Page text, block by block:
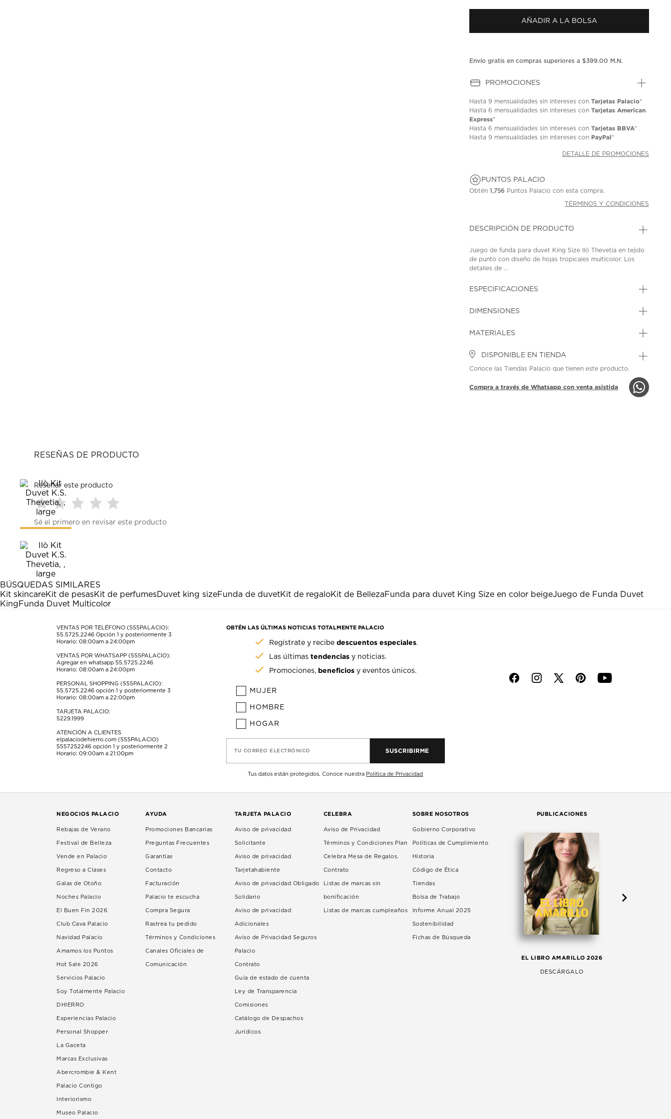
puntuación.
en
la
AÑADIR A LA BOLSA
Envío gratis en compras superiores a $399.00 M.N.
PROMOCIONES
Hasta9 mensualidades sin intereses conTarjetas Palacio*
Hasta6 mensualidades sin intereses conTarjetas American
Express*
Hasta6 mensualidades sin intereses conTarjetas BBVA*
Hasta9 mensualidades sin intereses con PayPal*
DETALLE DE PROMOCIONES
PUNTOS PALACIO
Obtén1,756 Puntos Palacio con esta compra.
TÉRMINOS Y CONDICIONES
DESCRIPCIÓN DE PRODUCTO
Juego de funda para duvet King Size Ilò Thevetia en tejido
de punto con diseño de hojas tropicales multicolor. Los
detalles de ...
ESPECIFICACIONES
DIMENSIONES
MATERIALES
DISPONIBLE EN TIENDA
Conoce las Tiendas Palacio que tienen este producto.
Compra a través de Whatsapp con venta asistida
RESEÑAS DE PRODUCTO
Reseñar este producto
Seleccionar
para
el
artículo
con
1
estrella
Esta
acción
abrirá
formulario
Seleccionar
para
el
artículo
con
2
estrellas.
Esta
acción
abrirá
formulario
de
para
estrellas.
Esta
acción
abrirá
formulario
de
para
estrellas.
Esta
acción
abrirá
formulario
de
para
Esta
acción
abrirá
formulario
de
envío.
Sé el primero en revisar este producto
BÚSQUEDAS SIMILARES
Kit skincareKit de pesasKit de perfumesDuvet king sizeFunda de duvetKit de regaloKit de BellezaFunda para duvet King Size en color beigeJuego de Funda Duvet
KingFunda Duvet Multicolor
VENTAS POR TELÉFONO (555PALACIO):
55.5725.2246 Opción 1 y posteriormente 3
Horario: 08:00am a 24:00pm
VENTAS POR WHATSAPP (555PALACIO):
Agregar en whatsapp 55.5725.2246
Horario: 08:00am a 24:00pm
PERSONAL SHOPPING (555PALACIO):
55.5725.2246 opción 1 y posteriormente 3
Horario: 08:00am a 22:00pm
TARJETA PALACIO:
5229.1999
ATENCIÓN A CLIENTES
elpalaciodehierro.com (555PALACIO)
5557252246 opción 1 y posteriormente 2
Horario: 09:00am a 21:00pm
OBTÉN LAS ÚLTIMAS NOTICIAS TOTALMENTE PALACIO
Regístrate y recibedescuentos especiales.
Las últimastendencias y noticias.
Promociones, beneficios y eventos únicos.
MUJER
HOMBRE
HOGAR
TU CORREO ELECTRÓNICO SUSCRIBIRME
Tus datos están protegidos. Conoce nuestra Política de Privacidad
f i p y
NEGOCIOS PALACIO
Rebajas de Verano
Festival de Belleza
Vende en Palacio
Regreso a Clases
Galas de Otoño
Noches Palacio
El Buen Fin 2026
Club Cava Palacio
Navidad Palacio
Amamos los Puntos
Hot Sale 2026
Servicios Palacio
Soy Totalmente Palacio
DHIERRO
Experiencias Palacio
Personal Shopper
La Gaceta
Marcas Exclusivas
Abercrombie & Kent
Palacio Contigo
Interiorismo
Museo Palacio
AYUDA
Promociones Bancarias
Preguntas Frecuentes
Garantías
Contacto
Facturación
Palacio te escucha
Compra Segura
Rastrea tu pedido
Términos y Condiciones
Canales Oficiales de
Comunicación
TARJETA PALACIO
Aviso de privacidad
Solicitante
Aviso de privacidad
Tarjetahabiente
Aviso de privacidad Obligado
Solidario
Aviso de privacidad
Adicionales
Aviso de Privacidad Seguros
Palacio
Contrato
Guía de estado de cuenta
Ley de Transparencia
Comisiones
Catálogo de Despachos
Jurídicos
CELEBRA
Aviso de Privacidad
Términos y Condiciones Plan
Celebra Mesa de Regalos.
Contrato
Listas de marcas sin
bonificación
Listas de marcas cumpleaños
SOBRE NOSOTROS
Gobierno Corporativo
Políticas de Cumplimiento
Historia
Código de Ética
Tiendas
Bolsa de Trabajo
Informe Anual 2025
Sostenibilidad
Fichas de Búsqueda
PUBLICACIONES
EL LIBRO AMARILLO 2026
DESCÁRGALO